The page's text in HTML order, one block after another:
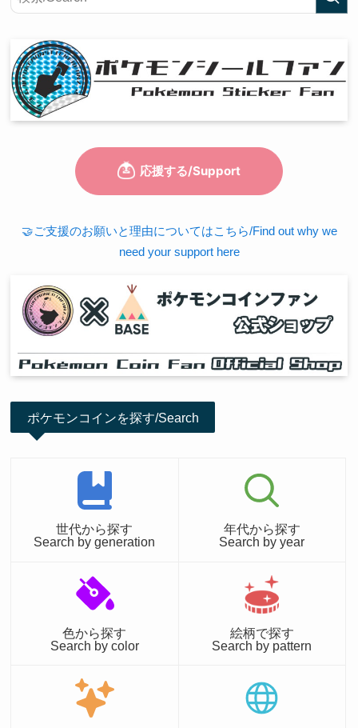
🤝ご支援のお願いと理由についてはこちら/Find out why we
need your support here
ポケモンコインを探す/Search
世代から探す
Search by generation
年代から探す
Search by year
色から探す
Search by color
絵柄で探す
Search by pattern